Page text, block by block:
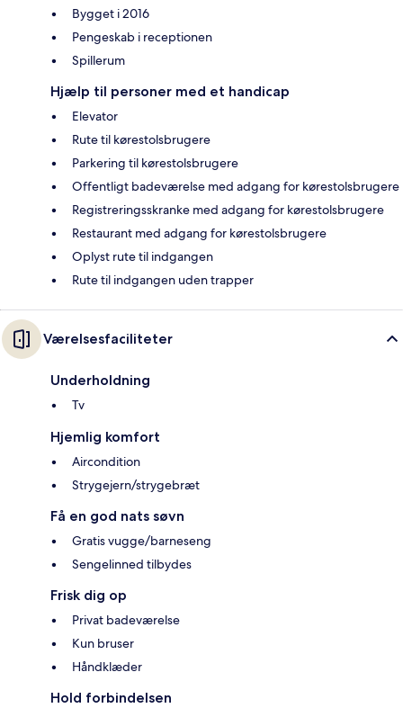
Bygget i 2016
Pengeskab i receptionen
Spillerum
Hjælp til personer med et handicap
Elevator
Rute til kørestolsbrugere
Parkering til kørestolsbrugere
Offentligt badeværelse med adgang for kørestolsbrugere
Registreringsskranke med adgang for kørestolsbrugere
Restaurant med adgang for kørestolsbrugere
Oplyst rute til indgangen
Rute til indgangen uden trapper
Værelsesfaciliteter
Underholdning
Tv
Hjemlig komfort
Aircondition
Strygejern/strygebræt
Få en god nats søvn
Gratis vugge/barneseng
Sengelinned tilbydes
Frisk dig op
Privat badeværelse
Kun bruser
Håndklæder
Hold forbindelsen